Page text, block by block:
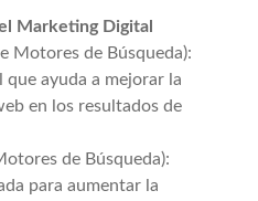
Marketing Digital
Motores de Búsqueda):
que ayuda a mejorar la
en los resultados de
de Búsqueda):
para aumentar la